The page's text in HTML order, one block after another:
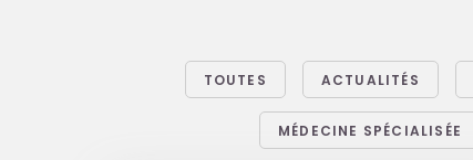
TOUTES ACTUALITÉS
MÉDECINE SPÉCIALISÉE